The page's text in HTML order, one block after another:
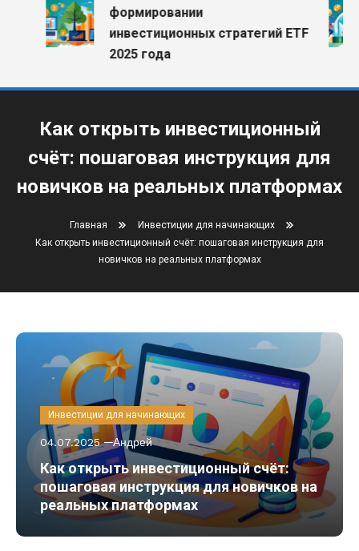
формировании
инвестиционных стратегий ETF
2025 года
Как открыть инвестиционный
счёт: пошаговая инструкция для
новичков на реальных платформах
Главная
Инвестиции для начинающих
Как открыть инвестиционный счёт: пошаговая инструкция для
новичков на реальных платформах
Инвестиции для начинающих
04.07.2025 Андрей
Как открыть инвестиционный счёт:
пошаговая инструкция для новичков на
реальных платформах